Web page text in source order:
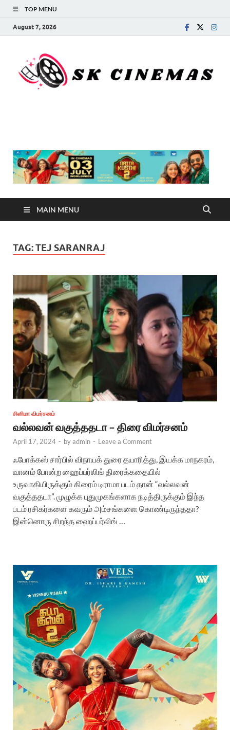
TOP MENU
August 7, 2026
MAIN MENU
TAG:TEJ SARANRAJ
சினிமா விமர்சனம்
வல்லவன் வகுத்ததடா – திரை விமர்சனம்
April 17, 2024 - byadmin - Leave a Comment
ஃபோக்கஸ் சார்பில் விநாயக் துரை தயாரித்து, இயக்க மாநகரம்,
வானம் போன்ற ஹைப்பர்லிங் திரைக்கதையில்
உருவாகியிருக்கும் கிரைம் டிராமா படம் தான் “வல்லவன்
வகுத்ததடா”. முழுக்க புதுமுகங்களாக நடித்திருக்கும் இந்த
படம் ரசிகர்களை கவரும் அம்சங்களை கொண்டிருந்ததா?
இன்னொரு சிறந்த ஹைப்பர்லிங் …